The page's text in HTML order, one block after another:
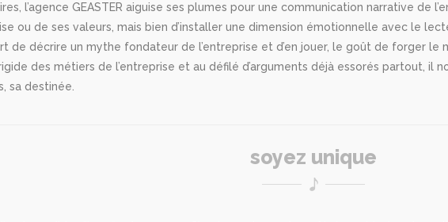
l’agence GEASTER aiguise ses plumes pour une communication narrative de
ou de ses valeurs, mais bien d’installer une dimension émotionnelle avec le
de décrire un mythe fondateur de l’entreprise et d’en jouer, le goût de forger le
des métiers de l’entreprise et au défilé d’arguments déjà essorés partout, il
sa destinée.
soyez unique